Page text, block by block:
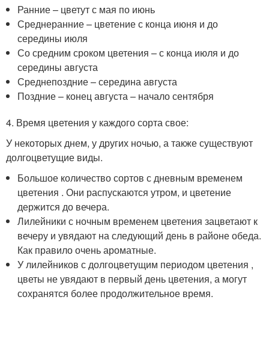
Ранние – цветут с мая по июнь
Среднеранние – цветение с конца июня и до
середины июля
Со средним сроком цветения – с конца июля и до
середины августа
Среднепоздние – середина августа
Поздние – конец августа – начало сентября
4. Время цветения у каждого сорта свое:
У некоторых днем, у других ночью, а также существуют
долгоцветущие виды.
Большое количество сортов с дневным временем
цветения . Они распускаются утром, и цветение
держится до вечера.
Лилейники с ночным временем цветения зацветают к
вечеру и увядают на следующий день в районе обеда.
Как правило очень ароматные.
У лилейников с долгоцветущим периодом цветения ,
цветы не увядают в первый день цветения, а могут
сохранятся более продолжительное время.